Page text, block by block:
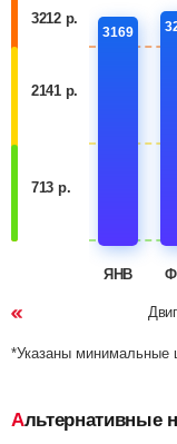
3212 р.
2141 р.
713 р.
3169
ЯНВ
*Указаны минимальные
Альтернативные